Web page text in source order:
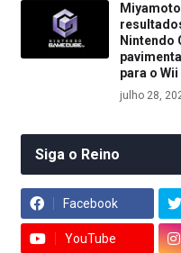
Nintendo
para o Wii
julho 28,
Siga o Reino
Facebook
YouTube